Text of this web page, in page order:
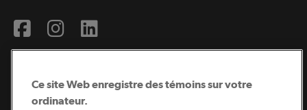
Ce site Web enregistre des témoins sur votre
ordinateur.